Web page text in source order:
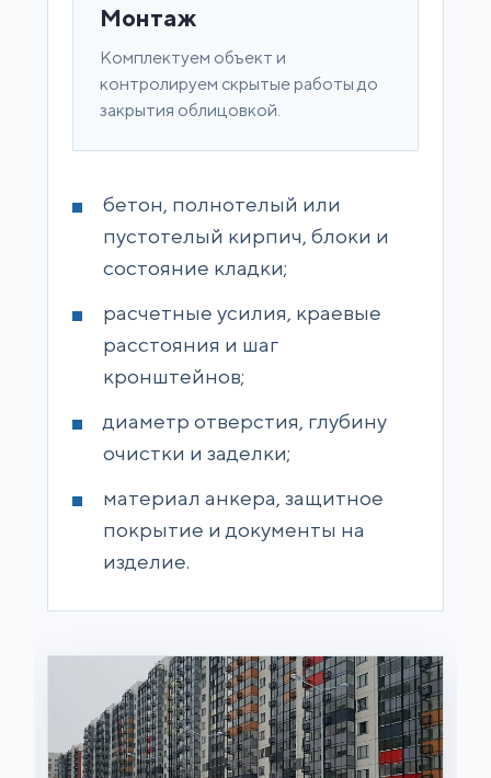
Монтаж
Комплектуем объект и
контролируем скрытые работы до
закрытия облицовкой.
бетон, полнотелый или
пустотелый кирпич, блоки и
состояние кладки;
расчетные усилия, краевые
расстояния и шаг
кронштейнов;
диаметр отверстия, глубину
очистки и заделки;
материал анкера, защитное
покрытие и документы на
изделие.